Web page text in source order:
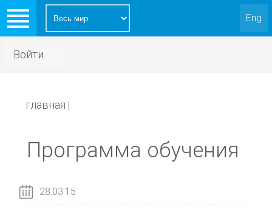
Eng
Войти
главная |
Программа обучения
28.03.15